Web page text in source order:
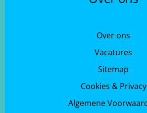
Over ons
Vacatures
Sitemap
Cookies & Privacy
Algemene